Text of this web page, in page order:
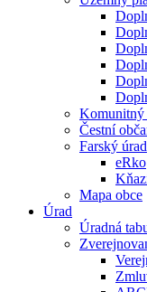
Komunitný
Čestní
Farský úrad
eRko
Mapa obce
Úrad
Úradná